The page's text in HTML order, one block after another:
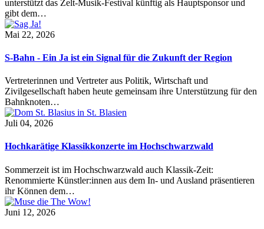
unterstützt das Zelt-Musik-Festival künftig als Hauptsponsor und
gibt dem…
Mai 22, 2026
S-Bahn - Ein Ja ist ein Signal für die Zukunft der Region
Vertreterinnen und Vertreter aus Politik, Wirtschaft und
Zivilgesellschaft haben heute gemeinsam ihre Unterstützung für den
Bahnknoten…
Juli 04, 2026
Hochkarätige Klassikkonzerte im Hochschwarzwald
Sommerzeit ist im Hochschwarzwald auch Klassik-Zeit:
Renommierte Künstler:innen aus dem In- und Ausland präsentieren
ihr Können dem…
Juni 12, 2026